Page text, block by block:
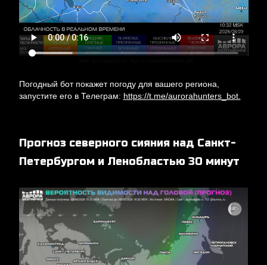
Погодный бот покажет погоду для вашего региона,
запустите его в Телеграм: https://t.me/aurorahunters_bot.
Прогноз северного сияния над Санкт-
Петербургом и Ленобластью 30 минут